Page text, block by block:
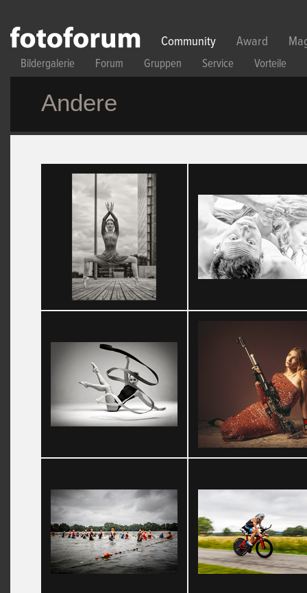
Community Award
Bildergalerie Forum Gruppen Service Vorteile
Andere
Seiten